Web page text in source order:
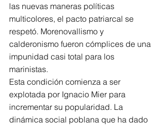
las nuevas maneras políticas
multicolores, el pacto patriarcal se
respetó. Morenovallismo y
calderonismo fueron cómplices de una
impunidad casi total para los
marinistas.
Esta condición comienza a ser
explotada por Ignacio Mier para
incrementar su popularidad. La
dinámica social poblana que ha dado